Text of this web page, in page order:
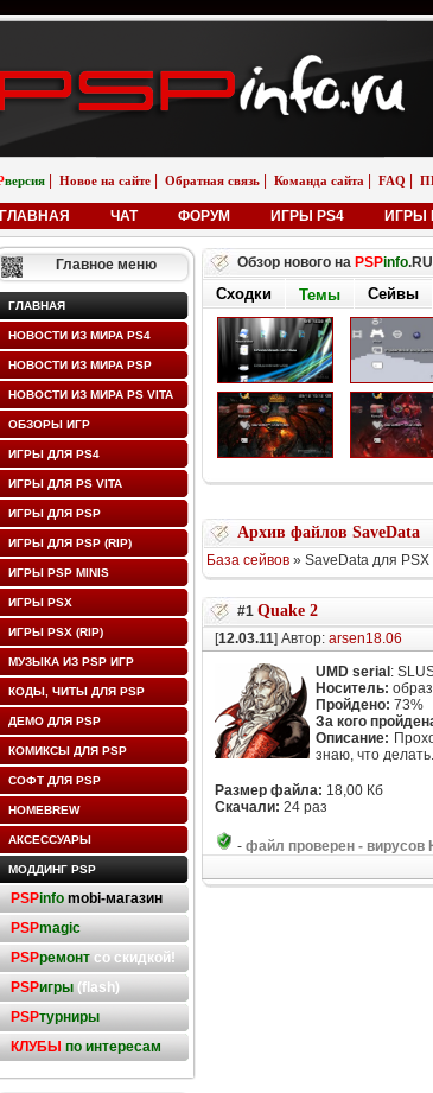
версия Новое на сайте Обратная связь Команда сайта FAQ
ГЛАВНАЯ ЧАТ ФОРУМ ИГРЫ PS4 ИГРЫ
Главное меню
ГЛАВНАЯ
НОВОСТИ ИЗ МИРА PS4
НОВОСТИ ИЗ МИРА PSP
НОВОСТИ ИЗ МИРА PS VITA
ОБЗОРЫ ИГР
ИГРЫ ДЛЯ PS4
ИГРЫ ДЛЯ PS VITA
ИГРЫ ДЛЯ PSP
ИГРЫ ДЛЯ PSP (RIP)
ИГРЫ PSP MINIS
ИГРЫ PSX
ИГРЫ PSX (RIP)
МУЗЫКА ИЗ PSP ИГР
КОДЫ, ЧИТЫ ДЛЯ PSP
ДЕМО ДЛЯ PSP
КОМИКСЫ ДЛЯ PSP
СОФТ ДЛЯ PSP
HOMEBREW
АКСЕССУАРЫ
МОДДИНГ PSP
PSPinfo mobi-магазин
PSPmagic
PSPремонтсо скидкой!
PSPигры(flash)
PSPтурниры
КЛУБЫ по интересам
Обзор нового на PSPinfo.RU
Сходки Темы Сейвы
Архив файлов SaveData
База сейвов» SaveData для PSX
#1 Quake 2
[12.03.11] Автор: arsen18.06
UMD serial :
Носитель: образ
Пройдено: 73%
За кого
Описание:
знаю, что делать.
Размер файла: 18,00 Кб
Скачали: 24 раз
- файл проверен - вирусов